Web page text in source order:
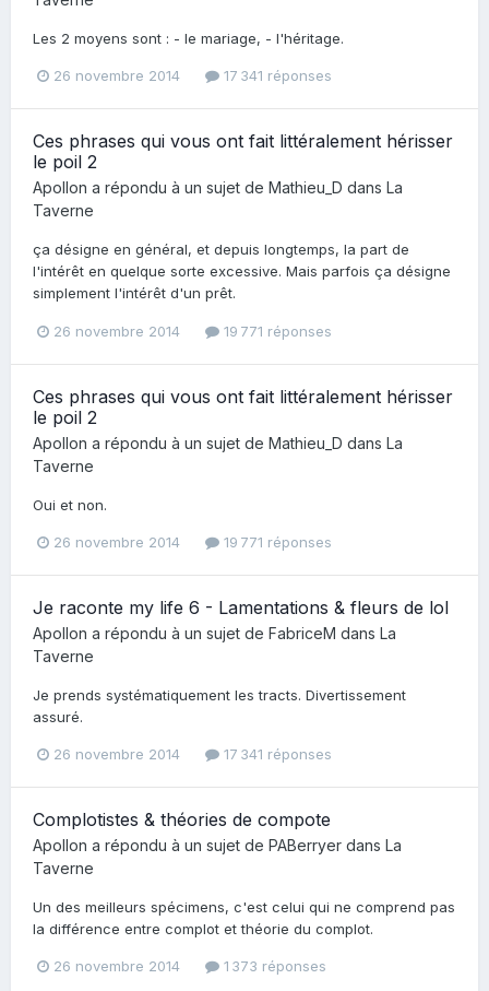
Les 2 moyens sont : - le mariage, - l'héritage.
26 novembre 2014 17 341 réponses
Ces phrases qui vous ont fait littéralement hérisser
le poil 2
Apollon a répondu à un sujet de Mathieu_D dans La
Taverne
ça désigne en général, et depuis longtemps, la part de
l'intérêt en quelque sorte excessive. Mais parfois ça désigne
simplement l'intérêt d'un prêt.
26 novembre 2014 19 771 réponses
Ces phrases qui vous ont fait littéralement hérisser
le poil 2
Apollon a répondu à un sujet de Mathieu_D dans La
Taverne
Oui et non.
26 novembre 2014 19 771 réponses
Je raconte my life 6 - Lamentations & fleurs de lol
Apollon a répondu à un sujet de FabriceM dans La
Taverne
Je prends systématiquement les tracts. Divertissement
assuré.
26 novembre 2014 17 341 réponses
Complotistes & théories de compote
Apollon a répondu à un sujet de PABerryer dans La
Taverne
Un des meilleurs spécimens, c'est celui qui ne comprend pas
la différence entre complot et théorie du complot.
26 novembre 2014 1 373 réponses